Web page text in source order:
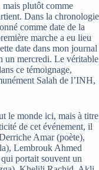
mais plutôt comme
Dans la chronologie
comme date de la
marche a eu lieu
date dans mon journal
un mercredi. Le véritable
ce témoignage,
Salah de l’INH,
le monde ici, mais à titre
de cet événement, il
Amar (poète),
Lembrouk Ahmed
portait souvent un